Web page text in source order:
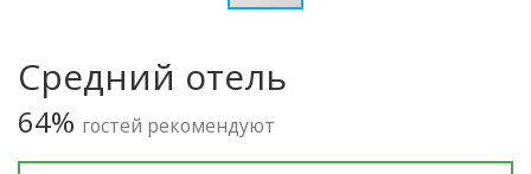
Средний отель
64% гостей рекомендуют